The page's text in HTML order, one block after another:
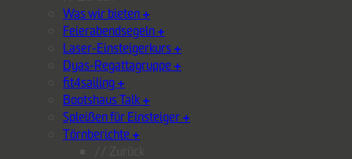
Was wir bieten+
Feierabendsegeln+
Laser-Einsteigerkurs+
Dyas-Regattagruppe+
fit4sailing+
Bootshaus Talk+
Spleißen für Einsteiger+
Törnberichte+